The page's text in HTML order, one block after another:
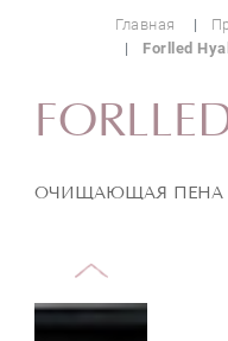
Главная
Forlled
ОЧИЩАЮЩАЯ ПЕНА